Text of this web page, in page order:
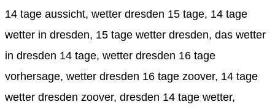
14 tage aussicht, wetter dresden 15 tage, 14 tage
wetter in dresden, 15 tage wetter dresden, das wetter
in dresden 14 tage, wetter dresden 16 tage
vorhersage, wetter dresden 16 tage zoover, 14 tage
wetter dresden zoover, dresden 14 tage wetter,